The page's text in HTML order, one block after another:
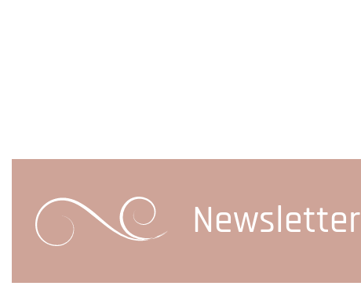
Newsletter